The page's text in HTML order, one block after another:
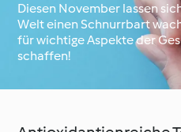
Diesen November lassen
Welt einen Schnurrbart
für wichtige Aspekte der
schaffen!